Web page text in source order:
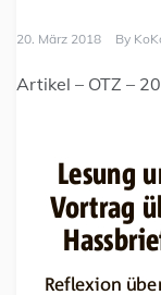
20. März 2018 By
Artikel – OTZ –